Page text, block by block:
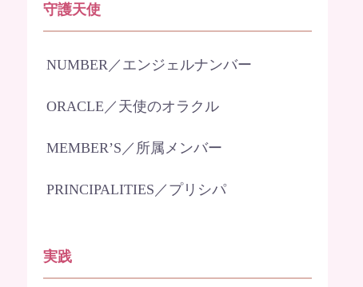
守護天使
NUMBER／エンジェルナンバー
ORACLE／天使のオラクル
MEMBER’S／所属メンバー
PRINCIPALITIES／プリシパ
実践